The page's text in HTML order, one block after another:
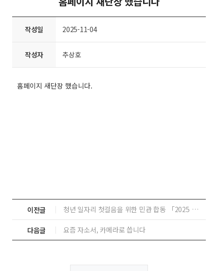
작성일 2025-11-04
작성자 추상호
홈페이지 새단장 했습니다.
이전글 청년 일자리 첫걸음을 위한 민관 합동 「2025 상생협력 채용박람회」 개최
다음글 요즘 자소서, 카메라로 씁니다